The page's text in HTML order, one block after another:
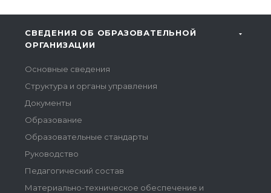
СВЕДЕНИЯ ОБ ОБРАЗОВАТЕЛЬНОЙ
ОРГАНИЗАЦИИ
Основные сведения
Структура и органы управления
Документы
Образование
Образовательные стандарты
Руководство
Педагогический состав
Материально-техническое обеспечение и